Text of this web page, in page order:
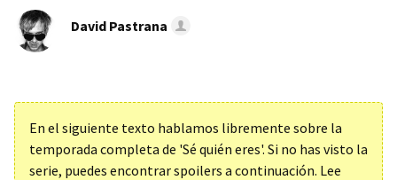
David Pastrana
En el siguiente texto hablamos libremente sobre la
temporada completa de 'Sé quién eres'. Si no has visto la
serie, puedes encontrar spoilers a continuación. Lee